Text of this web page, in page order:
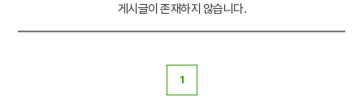
게시글이 존재하지 않습니다.
1